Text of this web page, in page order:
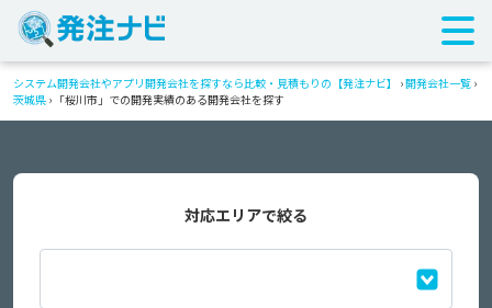
システム開発会社やアプリ開発会社を探すなら比較・見積もりの【発注ナビ】 ›開発会社一覧 ›
茨城県 › 「桜川市」での開発実績のある開発会社を探す
対応エリアで絞る